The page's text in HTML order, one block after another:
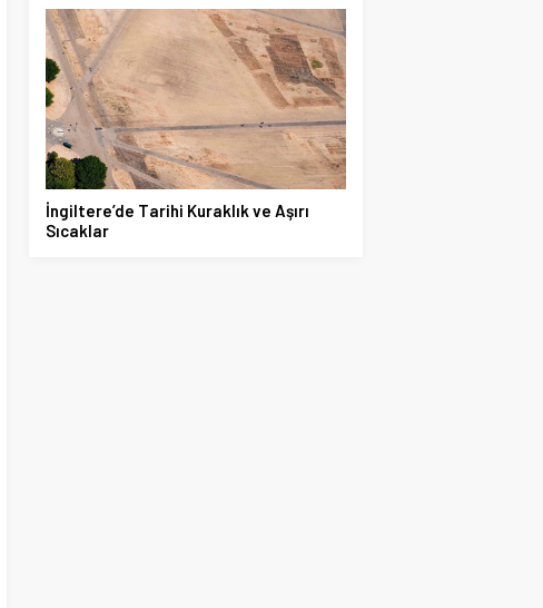
İngiltere’de Tarihi Kuraklık ve Aşırı
Sıcaklar